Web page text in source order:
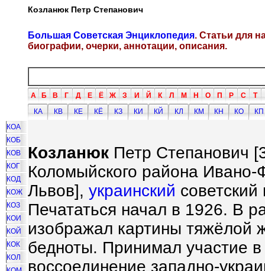
Козланюк Петр Степанович
Большая Советская Энциклопедия. Статьи для
биографии, очерки, аннотации, описания.
А Б В Г Д Е Ё Ж З И Й К Л М Н О П Р С Т
КА
КВ КЕ КЁ КЗ КИ КЙ КЛ КМ КН КО
КП
КОА
КОБ
КОВ
КОГ
КОД
КОЖ
КОЗ
КОИ
КОЙ
КОК
КОЛ
Козланюк Петр Степанович
Коломыйского района
Львов], украинский
Печататься начал в 1926. В
изображал картины тяжёлой
бедноты. Принимал участие
воссоединение западно-